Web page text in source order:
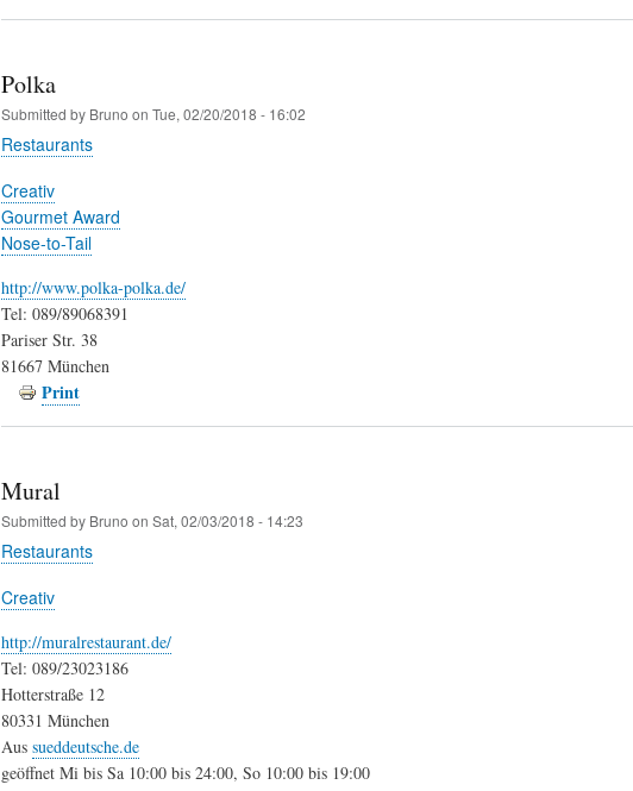
Polka
Submitted by Bruno on Tue, 02/20/2018 - 16:02
Restaurants
Creativ
Gourmet Award
Nose-to-Tail
http://www.polka-polka.de/
Tel: 089/89068391
Pariser Str. 38
81667 München
Print
Mural
Submitted by Bruno on Sat, 02/03/2018 - 14:23
Restaurants
Creativ
http://muralrestaurant.de/
Tel: 089/23023186
Hotterstraße 12
80331 München
Aus sueddeutsche.de
geöffnet Mi bis Sa 10:00 bis 24:00, So 10:00 bis 19:00